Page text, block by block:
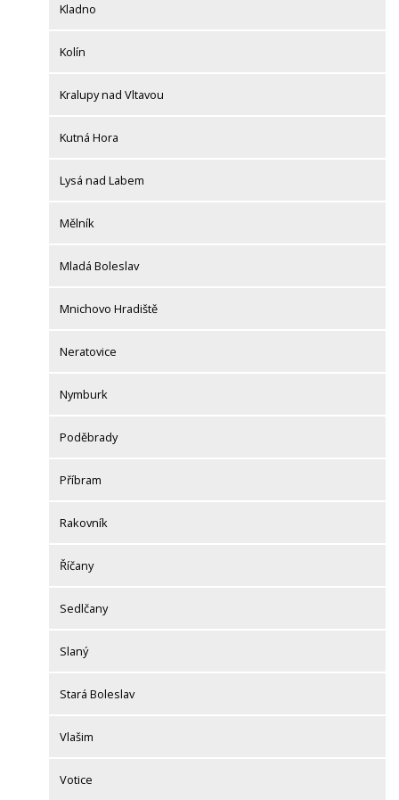
Kladno
Kolín
Kralupy nad Vltavou
Kutná Hora
Lysá nad Labem
Mělník
Mladá Boleslav
Mnichovo Hradiště
Neratovice
Nymburk
Poděbrady
Příbram
Rakovník
Říčany
Sedlčany
Slaný
Stará Boleslav
Vlašim
Votice